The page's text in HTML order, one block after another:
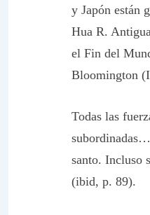
y Japón están
Hua R.
el Fin del
Bloomington
Todas las
santo. Incluso
(ibid, p. 89).